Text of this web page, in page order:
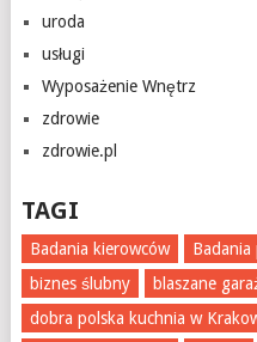
uroda
usługi
Wyposażenie Wnętrz
zdrowie
zdrowie.pl
TAGI
Badania kierowców
Badania
biznes ślubny
blaszane
dobra polska kuchnia w